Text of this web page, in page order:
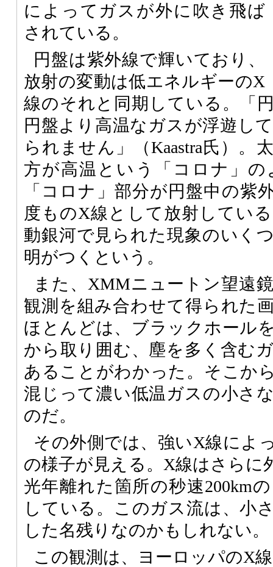
によってガスが外に吹き飛ば
されている。
円盤は紫外線で輝いており、
放射の変動は低エネルギーのX
線のそれと同期している。「
円盤より高温なガスが浮遊し
られません」（Kaastra氏）。
方が高温という「コロナ」
「コロナ」部分が円盤中の紫
度ものX線として放射してい
動銀河で見られた現象のいく
明がつくという。
また、XMMニュートン望遠
観測を組み合わせて得られた
ほとんどは、ブラックホール
から取り囲む、塵を多く含む
あることがわかった。そこか
混じって濃い低温ガスの小さ
のだ。
その外側では、強いX線によ
の様子が見える。X線はさらに
光年離れた箇所の秒速200km
している。このガス流は、小
した名残りなのかもしれない。
この観測は、ヨーロッパのX